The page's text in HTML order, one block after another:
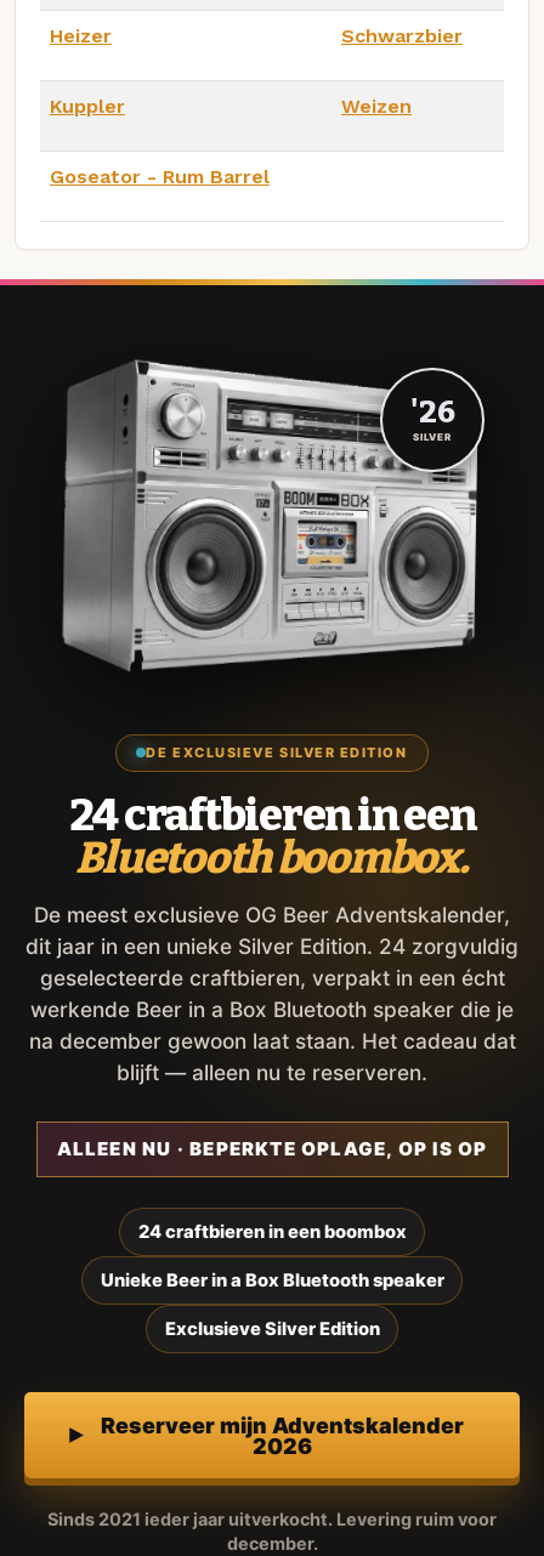
Heizer Schwarzbier
Kuppler Weizen
Goseator - Rum Barrel
DE EXCLUSIEVE SILVER EDITION
24 craftbieren in een
Bluetooth boombox.
De meest exclusieve OG Beer Adventskalender,
dit jaar in een unieke Silver Edition. 24 zorgvuldig
geselecteerde craftbieren, verpakt in een écht
werkende Beer in a Box Bluetooth speaker die je
na december gewoon laat staan. Het cadeau dat
blijft — alleen nu te reserveren.
ALLEEN NU · BEPERKTE OPLAGE, OP IS OP
24 craftbieren in een boombox
Unieke Beer in a Box Bluetooth speaker
Exclusieve Silver Edition
Reserveer mijn Adventskalender
2026
Sinds 2021 ieder jaar uitverkocht. Levering ruim voor
december.
'26
SILVER